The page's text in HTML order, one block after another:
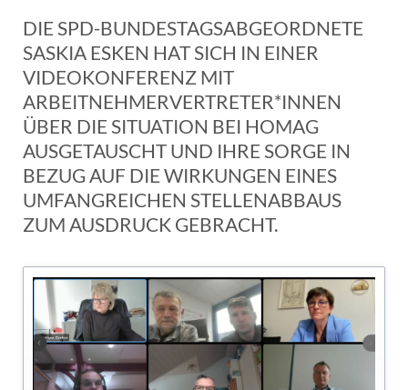
DIE SPD-BUNDESTAGSABGEORDNETE
SASKIA ESKEN HAT SICH IN EINER
VIDEOKONFERENZ MIT
ARBEITNEHMERVERTRETER*INNEN
ÜBER DIE SITUATION BEI HOMAG
AUSGETAUSCHT UND IHRE SORGE IN
BEZUG AUF DIE WIRKUNGEN EINES
UMFANGREICHEN STELLENABBAUS
ZUM AUSDRUCK GEBRACHT.